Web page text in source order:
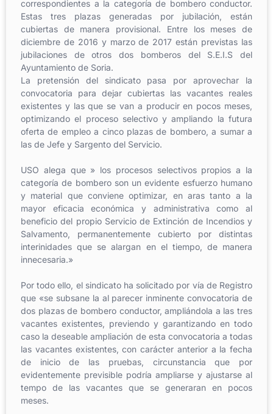
correspondientes a la categoría de bombero conductor.
Estas tres plazas generadas por jubilación, están
cubiertas de manera provisional. Entre los meses de
diciembre de 2016 y marzo de 2017 están previstas las
jubilaciones de otros dos bomberos del S.E.I.S del
Ayuntamiento de Soria.
La pretensión del sindicato pasa por aprovechar la
convocatoria para dejar cubiertas las vacantes reales
existentes y las que se van a producir en pocos meses,
optimizando el proceso selectivo y ampliando la futura
oferta de empleo a cinco plazas de bombero, a sumar a
las de Jefe y Sargento del Servicio.
USO alega que » los procesos selectivos propios a la
categoría de bombero son un evidente esfuerzo humano
y material que conviene optimizar, en aras tanto a la
mayor eficacia económica y administrativa como al
beneficio del propio Servicio de Extinción de Incendios y
Salvamento, permanentemente cubierto por distintas
interinidades que se alargan en el tiempo, de manera
innecesaria.»
Por todo ello, el sindicato ha solicitado por vía de Registro
que «se subsane la al parecer inminente convocatoria de
dos plazas de bombero conductor, ampliándola a las tres
vacantes existentes, previendo y garantizando en todo
caso la deseable ampliación de esta convocatoria a todas
las vacantes existentes, con carácter anterior a la fecha
de inicio de las pruebas, circunstancia que por
evidentemente previsible podría ampliarse y ajustarse al
tempo de las vacantes que se generaran en pocos
meses.